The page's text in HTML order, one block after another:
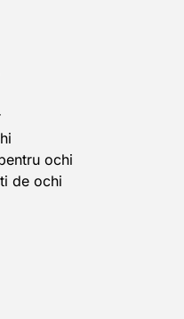
ochi
de ochi